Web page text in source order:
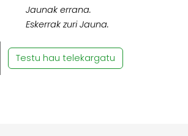
Jaunak errana.
Eskerrak zuri Jauna.
Testu hau telekargatu